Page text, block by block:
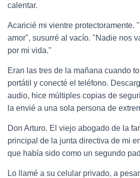
calentar.
Acaricié mi vientre protectoramente.
amor", susurré al vacío. "Nadie nos
por mi vida."
Eran las tres de la mañana cuando
portátil y conecté el teléfono.
audio, hice múltiples copias de
la envié a una sola persona de
Don Arturo. El viejo abogado de la
principal de la junta directiva de mi
que había sido como un segundo
Lo llamé a su celular privado, a